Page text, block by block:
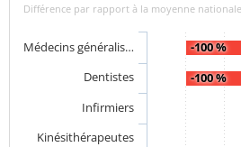
Différence par rapport à la moyenne
-100 %
-100 %
Médecins généralis…
Dentistes
Infirmiers
Kinésithérapeutes